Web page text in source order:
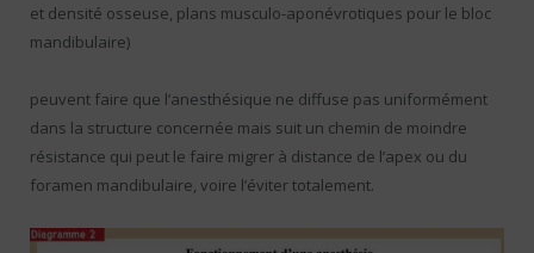
et densité osseuse, plans musculo-aponévrotiques pour le bloc
mandibulaire)
peuvent faire que l’anesthésique ne diffuse pas uniformément
dans la structure concernée mais suit un chemin de moindre
résistance qui peut le faire migrer à distance de l’apex ou du
foramen mandibulaire, voire l’éviter totalement.